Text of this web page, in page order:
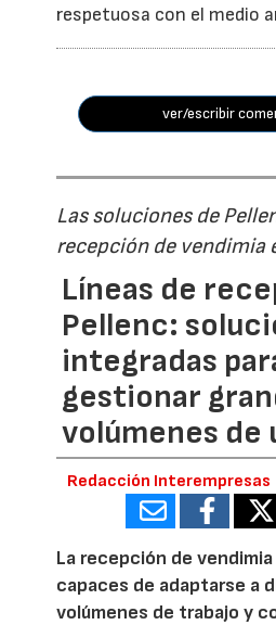
respetuosa con el medio
ver/escribir
Las soluciones de
recepción de vendimia
Líneas de
Pellenc:
integradas
gestionar
volúmenes de
Redacción Interempresas
La recepción de
capaces de adaptarse a
volúmenes de trabajo y